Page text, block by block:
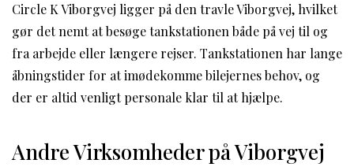
Circle K Viborgvej ligger på den travle Viborgvej, hvilket
gør det nemt at besøge tankstationen både på vej til og
fra arbejde eller længere rejser. Tankstationen har lange
åbningstider for at imødekomme bilejernes behov, og
der er altid venligt personale klar til at hjælpe.
Andre Virksomheder på Viborgvej